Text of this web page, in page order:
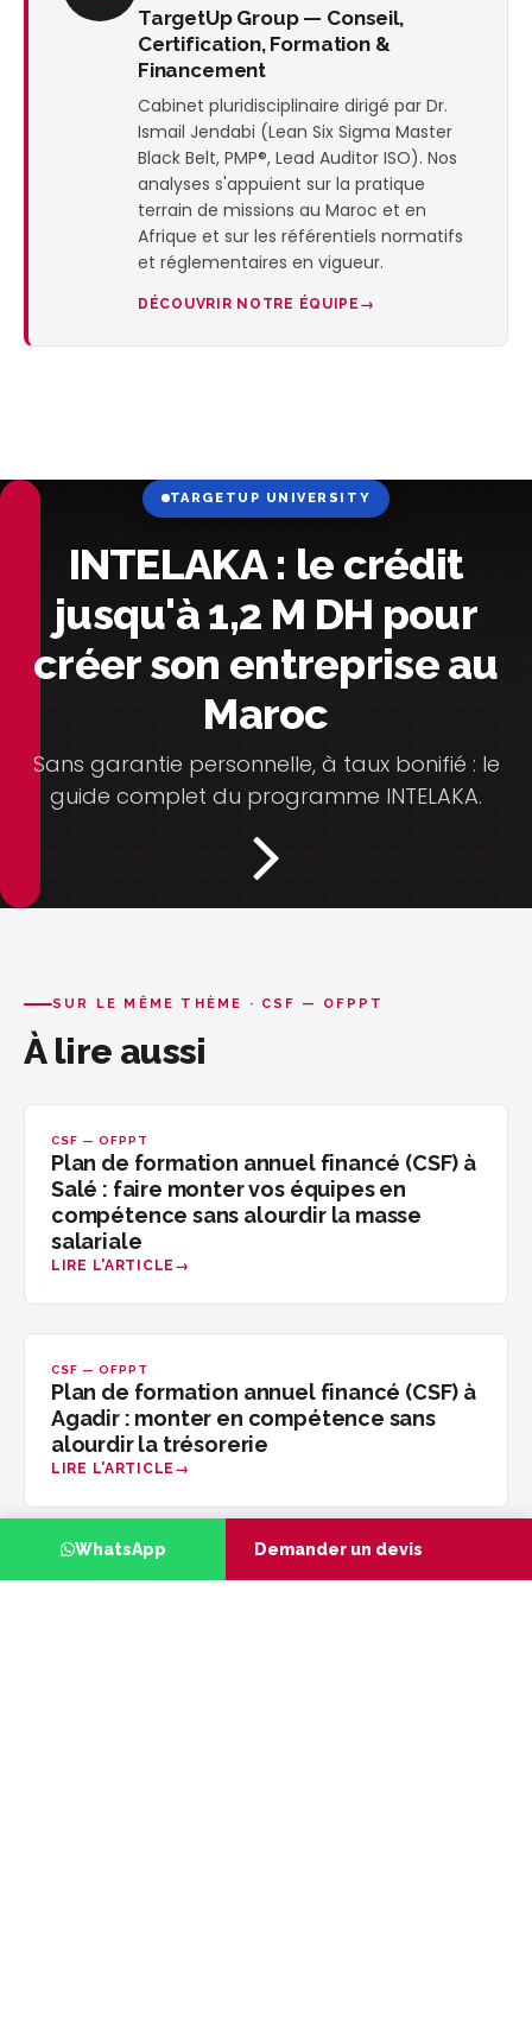
TargetUp Group — Conseil,
Certification, Formation &
Financement
Cabinet pluridisciplinaire dirigé par Dr.
Ismail Jendabi (Lean Six Sigma Master
Black Belt, PMP®, Lead Auditor ISO). Nos
analyses s'appuient sur la pratique
terrain de missions au Maroc et en
Afrique et sur les référentiels normatifs
et réglementaires en vigueur.
DÉCOUVRIR NOTRE ÉQUIPE
TARGETUP UNIVERSITY
INTELAKA : le crédit
jusqu'à 1,2 M DH pour
créer son entreprise au
Maroc
Sans garantie personnelle, à taux bonifié : le
guide complet du programme INTELAKA.
SUR LE MÊME THÈME · CSF — OFPPT
À lire aussi
CSF — OFPPT
Plan de formation annuel financé (CSF) à
Salé : faire monter vos équipes en
compétence sans alourdir la masse
salariale
LIRE L'ARTICLE
CSF — OFPPT
Plan de formation annuel financé (CSF) à
Agadir : monter en compétence sans
alourdir la trésorerie
LIRE L'ARTICLE
WhatsApp Demander un devis